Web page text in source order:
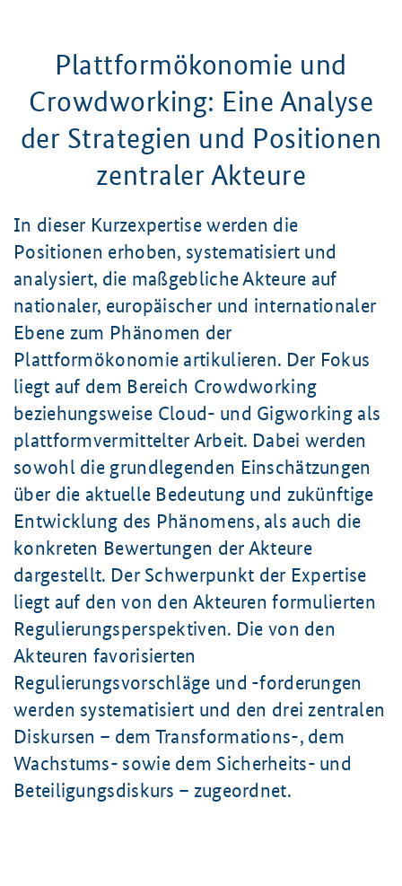
Plattformökonomie und
Crowdworking: Eine Analyse
der Strategien und Positionen
zentraler Akteure
In dieser Kurzexpertise werden die
Positionen erhoben, systematisiert und
analysiert, die maßgebliche Akteure auf
nationaler, europäischer und internationaler
Ebene zum Phänomen der
Plattformökonomie artikulieren. Der Fokus
liegt auf dem Bereich Crowdworking
beziehungsweise Cloud- und Gigworking als
plattformvermittelter Arbeit. Dabei werden
sowohl die grundlegenden Einschätzungen
über die aktuelle Bedeutung und zukünftige
Entwicklung des Phänomens, als auch die
konkreten Bewertungen der Akteure
dargestellt. Der Schwerpunkt der Expertise
liegt auf den von den Akteuren formulierten
Regulierungsperspektiven. Die von den
Akteuren favorisierten
Regulierungsvorschläge und -forderungen
werden systematisiert und den drei zentralen
Diskursen – dem Transformations-, dem
Wachstums- sowie dem Sicherheits- und
Beteiligungsdiskurs – zugeordnet.